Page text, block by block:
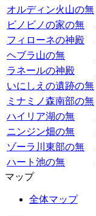
オルディン火山の無
ビノビノの家の無
フィローネの神殿
ヘブラ山の無
ラネールの神殿
いにしえの遺跡の無
ミナミノ森南部の無
ハイリア湖の無
ニンジン畑の無
ゾーラ川東部の無
ハート池の無
マップ
全体マップ